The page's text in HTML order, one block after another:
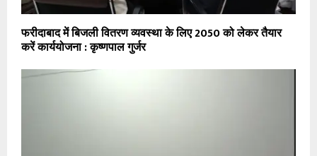
फरीदाबाद में बिजली वितरण व्यवस्था के लिए 2050 को लेकर तैयार
करें कार्ययोजना : कृष्णपाल गुर्जर